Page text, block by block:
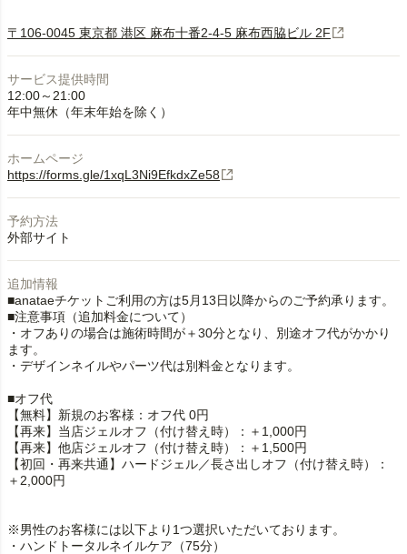
〒106-0045 東京都 港区 麻布十番2-4-5 麻布西脇ビル 2F
サービス提供時間
12:00～21:00
年中無休（年末年始を除く）
ホームページ
https://forms.gle/1xqL3Ni9EfkdxZe58
予約方法
外部サイト
追加情報
■anataeチケットご利用の方は5月13日以降からのご予約承ります。
■注意事項（追加料金について）
・オフありの場合は施術時間が＋30分となり、別途オフ代がかかり
ます。
・デザインネイルやパーツ代は別料金となります。
■オフ代
【無料】新規のお客様：オフ代 0円
【再来】当店ジェルオフ（付け替え時）：＋1,000円
【再来】他店ジェルオフ（付け替え時）：＋1,500円
【初回・再来共通】ハードジェル／長さ出しオフ（付け替え時）：
＋2,000円
※男性のお客様には以下より1つ選択いただいております。
・ハンドトータルネイルケア（75分）